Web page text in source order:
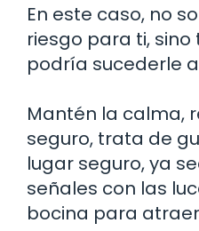
En este caso, no
riesgo para ti,
podría sucederle
Mantén la calma,
seguro, trata de
lugar seguro, ya
señales con las
bocina para